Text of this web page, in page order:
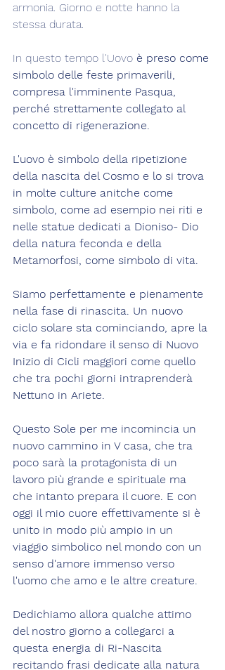
armonia. Giorno e notte hanno la
stessa durata.
In questo tempo l'Uovo è preso come
simbolo delle feste primaverili,
compresa l'imminente Pasqua,
perché strettamente collegato al
concetto di rigenerazione.
L'uovo è simbolo della ripetizione
della nascita del Cosmo e lo si trova
in molte culture anitche come
simbolo, come ad esempio nei riti e
nelle statue dedicati a Dioniso- Dio
della natura feconda e della
Metamorfosi, come simbolo di vita.
Siamo perfettamente e pienamente
nella fase di rinascita. Un nuovo
ciclo solare sta cominciando, apre la
via e fa ridondare il senso di Nuovo
Inizio di Cicli maggiori come quello
che tra pochi giorni intraprenderà
Nettuno in Ariete.
Questo Sole per me incomincia un
nuovo cammino in V casa, che tra
poco sarà la protagonista di un
lavoro più grande e spirituale ma
che intanto prepara il cuore. E con
oggi il mio cuore effettivamente si è
unito in modo più ampio in un
viaggio simbolico nel mondo con un
senso d'amore immenso verso
l'uomo che amo e le altre creature.
Dedichiamo allora qualche attimo
del nostro giorno a collegarci a
questa energia di Ri-Nascita
recitando frasi dedicate alla natura